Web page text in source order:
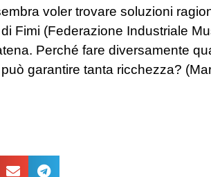
voler trovare soluzioni
Fimi (Federazione Industriale
Perché fare diversamente
può garantire tanta ricchezza?